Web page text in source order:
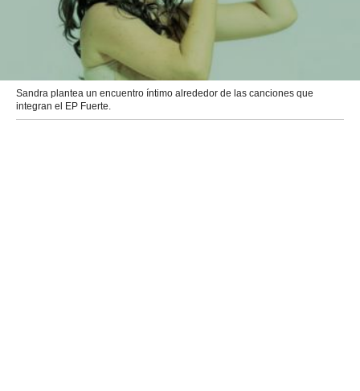
Sandra plantea un encuentro íntimo alrededor de las canciones que
integran el EP Fuerte.